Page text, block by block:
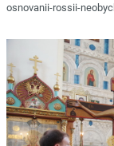
osnovanii-rossii-